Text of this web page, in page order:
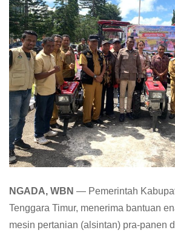
NGADA, WBN — Pemerintah
Tenggara Timur, menerima bantuan
mesin pertanian (alsintan) pra-panen